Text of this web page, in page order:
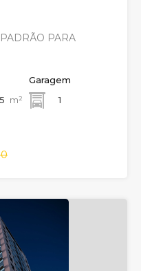
PARA
m²
Garagem
1